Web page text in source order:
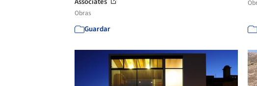
Obras
Guardar